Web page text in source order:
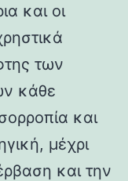
και οι
των
κάθε
και
μέχρι
και την